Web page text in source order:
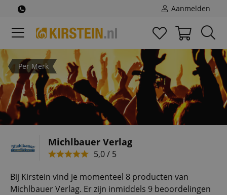
Aanmelden
Per Merk
Michlbauer Verlag
5,0 / 5
Bij Kirstein vind je momenteel 8 producten van
Michlbauer Verlag. Er zijn inmiddels 9 beoordelingen